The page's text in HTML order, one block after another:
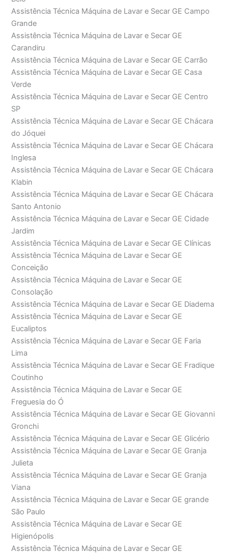
Assistência Técnica Máquina de Lavar e Secar GE Campo
Grande
Assistência Técnica Máquina de Lavar e Secar GE
Carandiru
Assistência Técnica Máquina de Lavar e Secar GE Carrão
Assistência Técnica Máquina de Lavar e Secar GE Casa
Verde
Assistência Técnica Máquina de Lavar e Secar GE Centro
SP
Assistência Técnica Máquina de Lavar e Secar GE Chácara
do Jóquei
Assistência Técnica Máquina de Lavar e Secar GE Chácara
Inglesa
Assistência Técnica Máquina de Lavar e Secar GE Chácara
Klabin
Assistência Técnica Máquina de Lavar e Secar GE Chácara
Santo Antonio
Assistência Técnica Máquina de Lavar e Secar GE Cidade
Jardim
Assistência Técnica Máquina de Lavar e Secar GE Clínicas
Assistência Técnica Máquina de Lavar e Secar GE
Conceição
Assistência Técnica Máquina de Lavar e Secar GE
Consolação
Assistência Técnica Máquina de Lavar e Secar GE Diadema
Assistência Técnica Máquina de Lavar e Secar GE
Eucaliptos
Assistência Técnica Máquina de Lavar e Secar GE Faria
Lima
Assistência Técnica Máquina de Lavar e Secar GE Fradique
Coutinho
Assistência Técnica Máquina de Lavar e Secar GE
Freguesia do Ó
Assistência Técnica Máquina de Lavar e Secar GE Giovanni
Gronchi
Assistência Técnica Máquina de Lavar e Secar GE Glicério
Assistência Técnica Máquina de Lavar e Secar GE Granja
Julieta
Assistência Técnica Máquina de Lavar e Secar GE Granja
Viana
Assistência Técnica Máquina de Lavar e Secar GE grande
São Paulo
Assistência Técnica Máquina de Lavar e Secar GE
Higienópolis
Assistência Técnica Máquina de Lavar e Secar GE